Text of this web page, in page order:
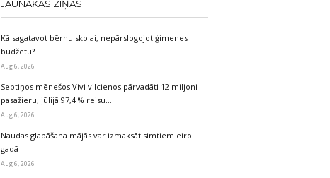
JAUNĀKĀS ZIŅAS
Kā sagatavot bērnu skolai, nepārslogojot ģimenes
budžetu?
Aug 6, 2026
Septiņos mēnešos Vivi vilcienos pārvadāti 12 miljoni
pasažieru; jūlijā 97,4 % reisu…
Aug 6, 2026
Naudas glabāšana mājās var izmaksāt simtiem eiro
gadā
Aug 6, 2026